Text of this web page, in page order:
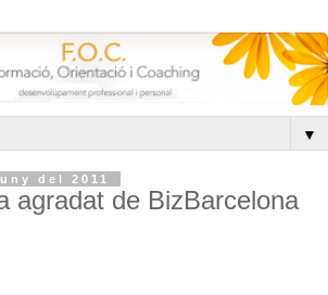
▼
del 2011
agradat de BizBarcelona